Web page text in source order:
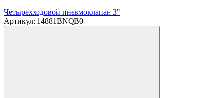
Четырехходовой пневмоклапан 3"
Артикул: 14881BNQB0